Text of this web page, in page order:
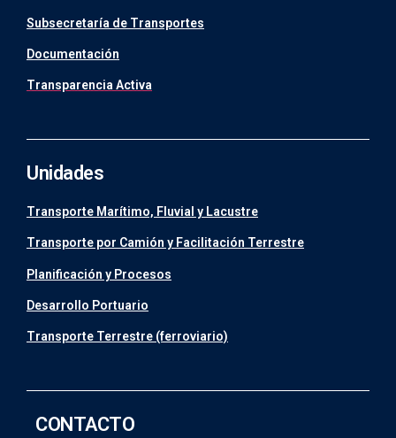
Subsecretaría de Transportes
Documentación
Transparencia Activa
Unidades
Transporte Marítimo, Fluvial y Lacustre
Transporte por Camión y Facilitación Terrestre
Planificación y Procesos
Desarrollo Portuario
Transporte Terrestre (ferroviario)
CONTACTO